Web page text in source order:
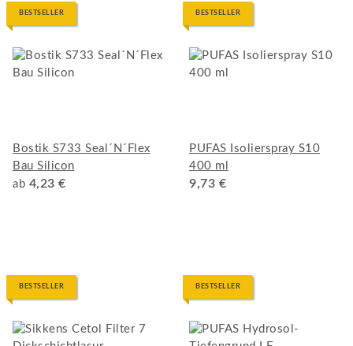
BESTSELLER
Bostik S733 Seal´N´Flex
Bau Silicon
ab 4,23 €
BESTSELLER
PUFAS Isolierspray S10
400 ml
9,73 €
BESTSELLER BESTSELLER